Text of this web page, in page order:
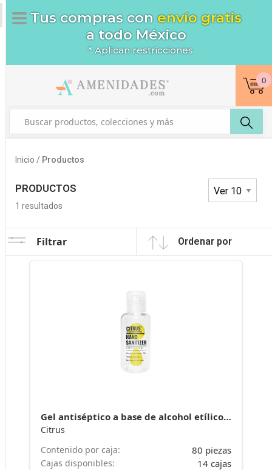
Tus compras con envío gratis
a todo México
* Aplican restricciones
0
Inicio / Productos
PRODUCTOS
1 resultados
Filtrar Ordenar por
Gel antiséptico a base de alcohol etílico 40 ml Citrus
Citrus
Contenido por caja:
80 piezas
Cajas disponibles: 14 cajas